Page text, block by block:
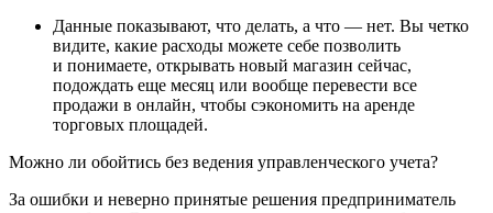
Данные показывают, что делать, а что — нет. Вы четко
видите, какие расходы можете себе позволить
и понимаете, открывать новый магазин сейчас,
подождать еще месяц или вообще перевести все
продажи в онлайн, чтобы сэкономить на аренде
торговых площадей.
Можно ли обойтись без ведения управленческого учета?
За ошибки и неверно принятые решения предприниматель